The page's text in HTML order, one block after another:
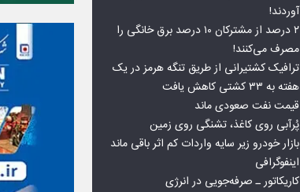
آوردند!
۲ درصد از مشترکان ۱۰ درصد برق خانگی را
مصرف می‌کنند!
ترافیک کشتیرانی از طریق تنگه هرمز در یک
هفته به ۳۳ کشتی کاهش یافت
قیمت نفت صعودی ماند
پُرآبی روی کاغذ، تشنگی روی زمین
بازار خودرو زیر سایه واردات کم اثر باقی ماند
اینفوگرافی
کاریکاتور ـ صرفه‌جویی در انرژی